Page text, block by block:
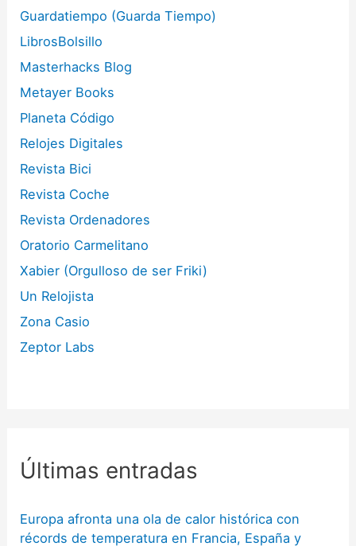
Guardatiempo (Guarda Tiempo)
LibrosBolsillo
Masterhacks Blog
Metayer Books
Planeta Código
Relojes Digitales
Revista Bici
Revista Coche
Revista Ordenadores
Oratorio Carmelitano
Xabier (Orgulloso de ser Friki)
Un Relojista
Zona Casio
Zeptor Labs
Últimas entradas
Europa afronta una ola de calor histórica con
récords de temperatura en Francia, España y